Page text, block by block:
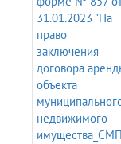
31.01.2023 "На
право
заключения
договора
объекта
недвижимого